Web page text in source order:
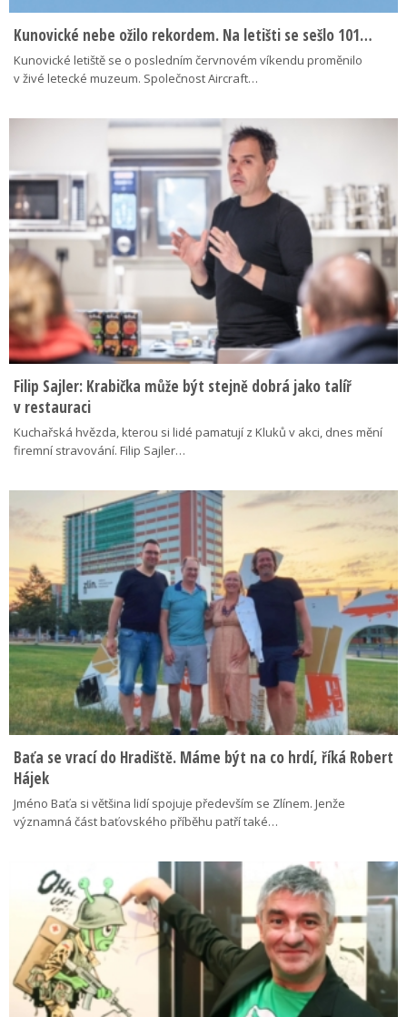
Kunovické nebe ožilo rekordem. Na letišti se sešlo 101…
Kunovické letiště se o posledním červnovém víkendu proměnilo
v živé letecké muzeum. Společnost Aircraft…
Filip Sajler: Krabička může být stejně dobrá jako talíř
v restauraci
Kuchařská hvězda, kterou si lidé pamatují z Kluků v akci, dnes mění
firemní stravování. Filip Sajler…
Baťa se vrací do Hradiště. Máme být na co hrdí, říká Robert
Hájek
Jméno Baťa si většina lidí spojuje především se Zlínem. Jenže
významná část baťovského příběhu patří také…